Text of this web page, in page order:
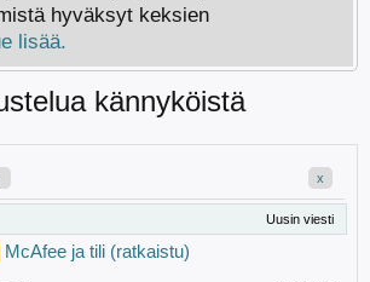
hyväksyt keksien
lisää.
kännyköistä
x
Uusin viesti
McAfee ja tili (ratkaistu)